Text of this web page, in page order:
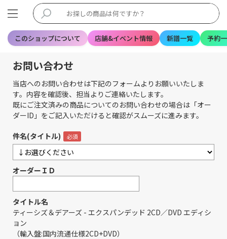
このショップについて 店舗&イベント情報 新譜一覧 予約
お問い合わせ
当店へのお問い合わせは下記のフォームよりお願いいたしま
す。内容を確認後、担当よりご連絡いたします。
既にご注文済みの商品についてのお問い合わせの場合は「オー
ダーID」をご記入いただけると確認がスムーズに進みます。
件名(タイトル)
オーダーＩＤ
タイトル名
ティーシズ＆デアーズ - エクスパンデッド 2CD／DVD エディシ
ョン
（輸入盤:国内流通仕様2CD+DVD）